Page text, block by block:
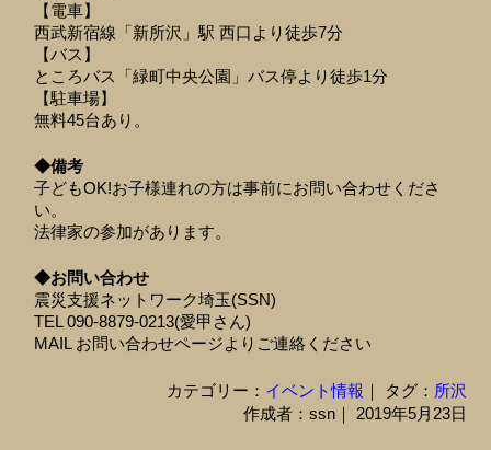
【電車】
西武新宿線「新所沢」駅 西口より徒歩7分
【バス】
ところバス「緑町中央公園」バス停より徒歩1分
【駐車場】
無料45台あり。
◆備考
子どもOK!お子様連れの方は事前にお問い合わせくださ
い。
法律家の参加があります。
◆お問い合わせ
震災支援ネットワーク埼玉(SSN)
TEL 090-8879-0213(愛甲さん)
MAIL お問い合わせページよりご連絡ください
カテゴリー： イベント情報 ｜ タグ： 所沢
作成者：ssn｜ 2019年5月23日